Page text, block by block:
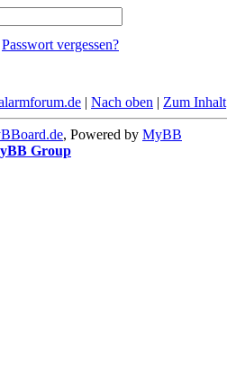
Passwort vergessen?
| Nach oben | Zum Inhalt
, Powered by MyBB
Group